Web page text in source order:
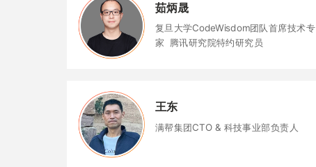
茹炳晟
复旦大学CodeWisdom团队首席技术专
家 腾讯研究院特约研究员
王东
满帮集团CTO & 科技事业部负责人